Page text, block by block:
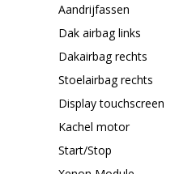
Aandrijfassen
Dak airbag links
Dakairbag rechts
Stoelairbag rechts
Display touchscreen
Kachel motor
Start/Stop